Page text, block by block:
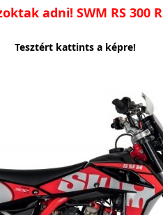
adni! SWM RS 300 R
Tesztért kattints a képre!